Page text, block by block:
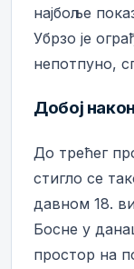
најбоље
Убрзо је
непотпуно,
Добој
До трећег
стигло се
давном 18.
Босне у
простор на